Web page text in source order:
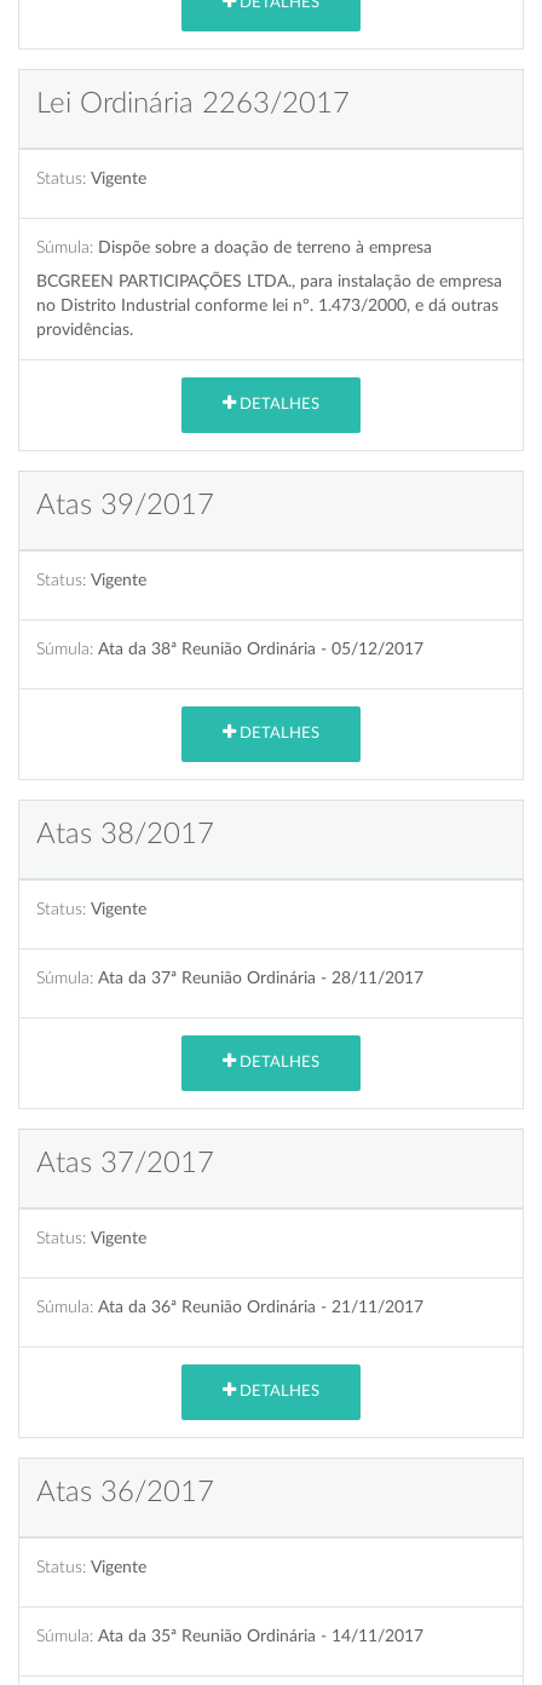
DETALHES
Lei Ordinária 2263/2017
Status: Vigente
Súmula: Dispõe sobre a doação de terreno à empresa
BCGREEN PARTICIPAÇÕES LTDA., para instalação de empresa
no Distrito Industrial conforme lei nº. 1.473/2000, e dá outras
providências.
DETALHES
Atas 39/2017
Status: Vigente
Súmula: Ata da 38ª Reunião Ordinária - 05/12/2017
DETALHES
Atas 38/2017
Status: Vigente
Súmula: Ata da 37ª Reunião Ordinária - 28/11/2017
DETALHES
Atas 37/2017
Status: Vigente
Súmula: Ata da 36ª Reunião Ordinária - 21/11/2017
DETALHES
Atas 36/2017
Status: Vigente
Súmula: Ata da 35ª Reunião Ordinária - 14/11/2017